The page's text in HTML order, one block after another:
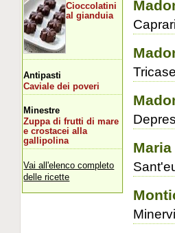
Cioccolatini
al gianduia
Antipasti
Caviale dei poveri
Minestre
Zuppa di frutti di mare
e crostacei alla
gallipolina
Vai all'elenco completo
delle ricette